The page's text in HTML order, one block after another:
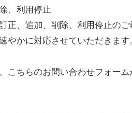
、利用停止
正、追加、削除、利用停止の
やかに対応させていただきます
こちらのお問い合わせフォーム